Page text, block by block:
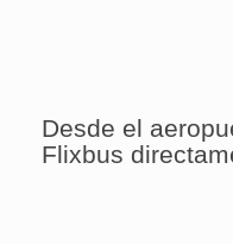
Desde el
Flixbus